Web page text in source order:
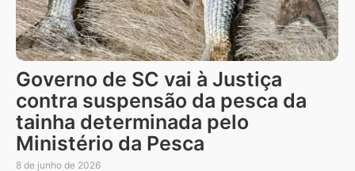
Governo de SC vai à Justiça
contra suspensão da pesca da
tainha determinada pelo
Ministério da Pesca
8 de junho de 2026